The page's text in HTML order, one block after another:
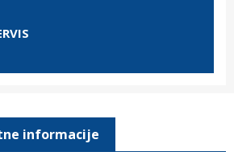
informacije